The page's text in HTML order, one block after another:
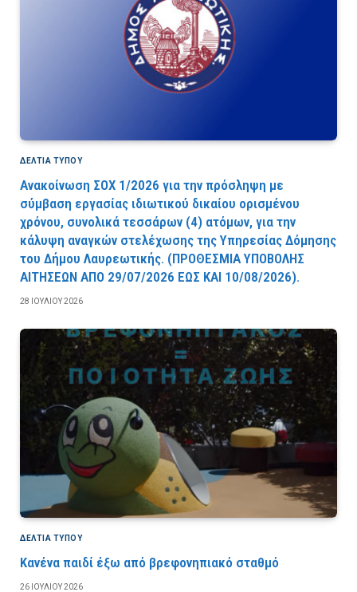
ΔΕΛΤΙΑ ΤΥΠΟΥ
Ανακοίνωση ΣΟΧ 1/2026 για την πρόσληψη με
σύμβαση εργασίας ιδιωτικού δικαίου ορισμένου
χρόνου, συνολικά τεσσάρων (4) ατόμων, για την
κάλυψη αναγκών στελέχωσης της Υπηρεσίας Δόμησης
του Δήμου Λαυρεωτικής. (ΠPOΘEΣMIA YΠOBOΛHΣ
AITHΣEΩN AΠO 29/07/2026 EΩΣ KAI 10/08/2026).
28 ΙΟΥΛΊΟΥ 2026
ΔΕΛΤΙΑ ΤΥΠΟΥ
Κανένα παιδί έξω από βρεφονηπιακό σταθμό
26 ΙΟΥΛΊΟΥ 2026